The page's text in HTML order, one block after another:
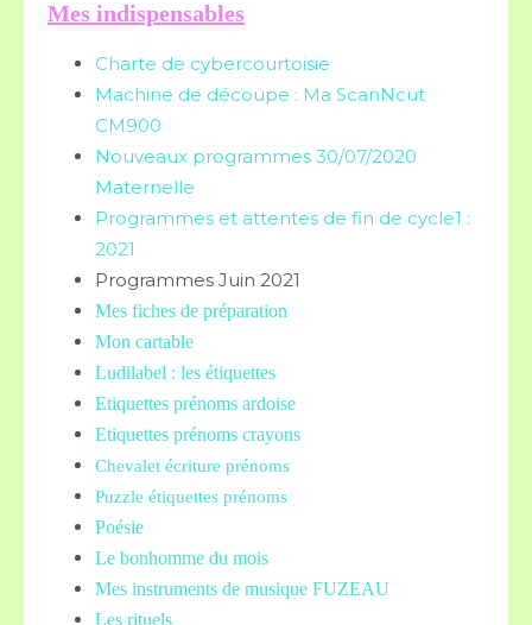
Mes indispensables
Charte de cybercourtoisie
Machine de découpe : Ma ScanNcut
CM900
Nouveaux programmes 30/07/2020
Maternelle
Programmes et attentes de fin de cycle1 :
2021
Programmes Juin 2021
Mes fiches de préparation
Mon cartable
Ludilabel : les étiquettes
Etiquettes prénoms ardoise
Etiquettes prénoms crayons
Chevalet écriture prénoms
Puzzle étiquettes prénoms
Poésie
Le bonhomme du mois
Mes instruments de musique FUZEAU
Les rituels